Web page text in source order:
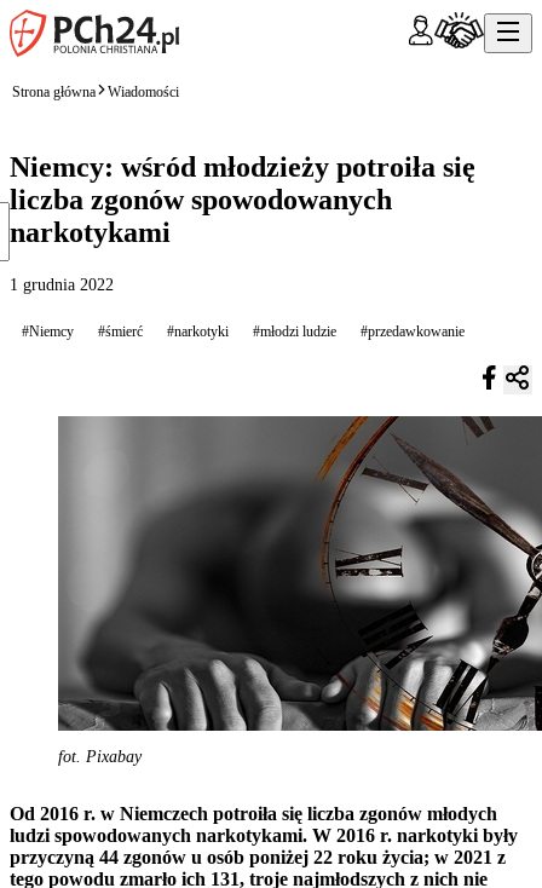
Strona główna Wiadomości
Niemcy: wśród młodzieży potroiła się
liczba zgonów spowodowanych
narkotykami
1 grudnia 2022
#Niemcy #śmierć #narkotyki #młodzi ludzie #przedawkowanie
fot. Pixabay
Od 2016 r. w Niemczech potroiła się liczba zgonów młodych
ludzi spowodowanych narkotykami. W 2016 r. narkotyki były
przyczyną 44 zgonów u osób poniżej 22 roku życia; w 2021 z
tego powodu zmarło ich 131, troje najmłodszych z nich nie